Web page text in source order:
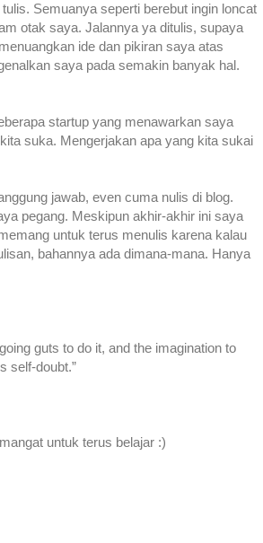
Semuanya seperti berebut ingin loncat
otak saya. Jalannya ya ditulis, supaya
ide dan pikiran saya atas
saya pada semakin banyak hal.
startup yang menawarkan saya
suka. Mengerjakan apa yang kita sukai
jawab, even cuma nulis di blog.
pegang. Meskipun akhir-akhir ini saya
untuk terus menulis karena kalau
bahannya ada dimana-mana. Hanya
guts to do it, and the imagination to
self-doubt.”
untuk terus belajar :)